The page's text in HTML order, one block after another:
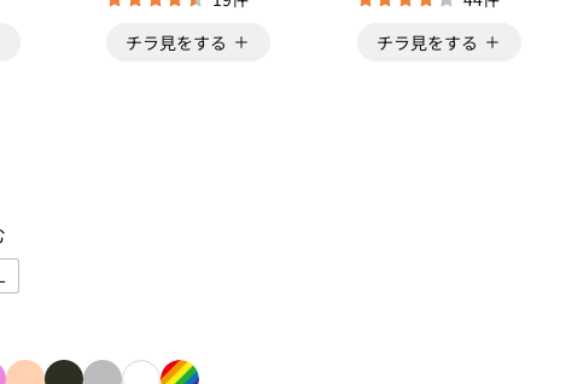
チラ見をする
チラ見をする
Mみ: L
絞り込み: LL
イズで絞り込み: 3L